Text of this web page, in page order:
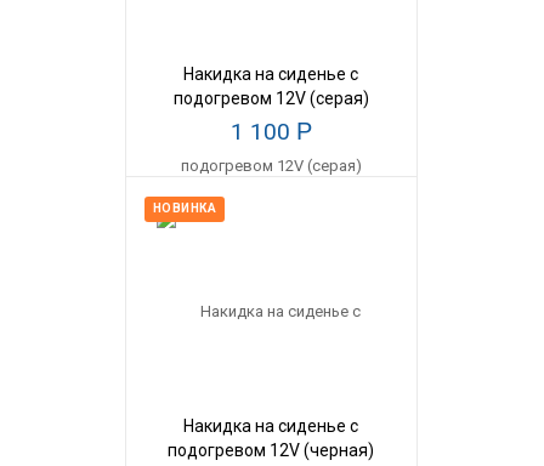
Накидка на сиденье с
подогревом 12V (серая)
1 100 Р
НОВИНКА
Накидка на сиденье с
подогревом 12V (черная)